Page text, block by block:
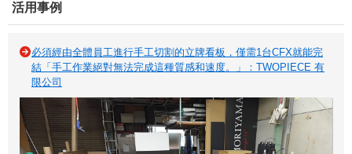
活用事例
必須經由全體員工進行手工切割的立牌看板，僅需1台CFX就能完
結「手工作業絕對無法完成這種質感和速度。」：TWOPIECE 有
限公司